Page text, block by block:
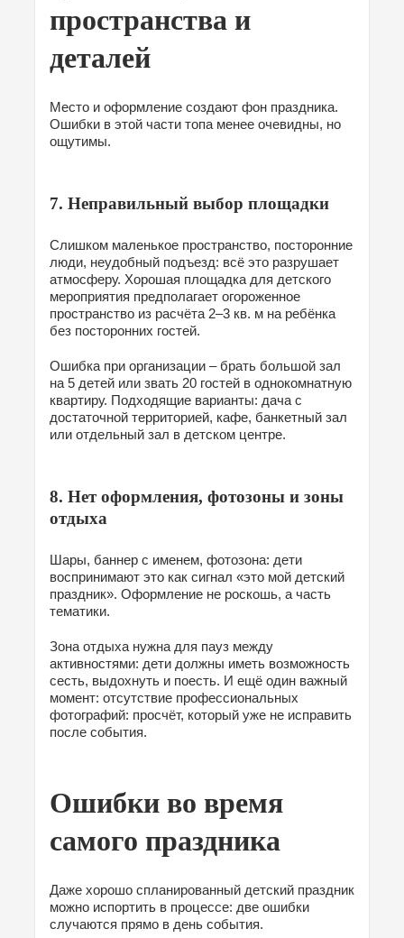
пространства и
деталей
Место и оформление создают фон праздника.
Ошибки в этой части топа менее очевидны, но
ощутимы.
7. Неправильный выбор площадки
Слишком маленькое пространство, посторонние
люди, неудобный подъезд: всё это разрушает
атмосферу. Хорошая площадка для детского
мероприятия предполагает огороженное
пространство из расчёта 2–3 кв. м на ребёнка
без посторонних гостей.
Ошибка при организации – брать большой зал
на 5 детей или звать 20 гостей в однокомнатную
квартиру. Подходящие варианты: дача с
достаточной территорией, кафе, банкетный зал
или отдельный зал в детском центре.
8. Нет оформления, фотозоны и зоны
отдыха
Шары, баннер с именем, фотозона: дети
воспринимают это как сигнал «это мой детский
праздник». Оформление не роскошь, а часть
тематики.
Зона отдыха нужна для пауз между
активностями: дети должны иметь возможность
сесть, выдохнуть и поесть. И ещё один важный
момент: отсутствие профессиональных
фотографий: просчёт, который уже не исправить
после события.
Ошибки во время
самого праздника
Даже хорошо спланированный детский праздник
можно испортить в процессе: две ошибки
случаются прямо в день события.